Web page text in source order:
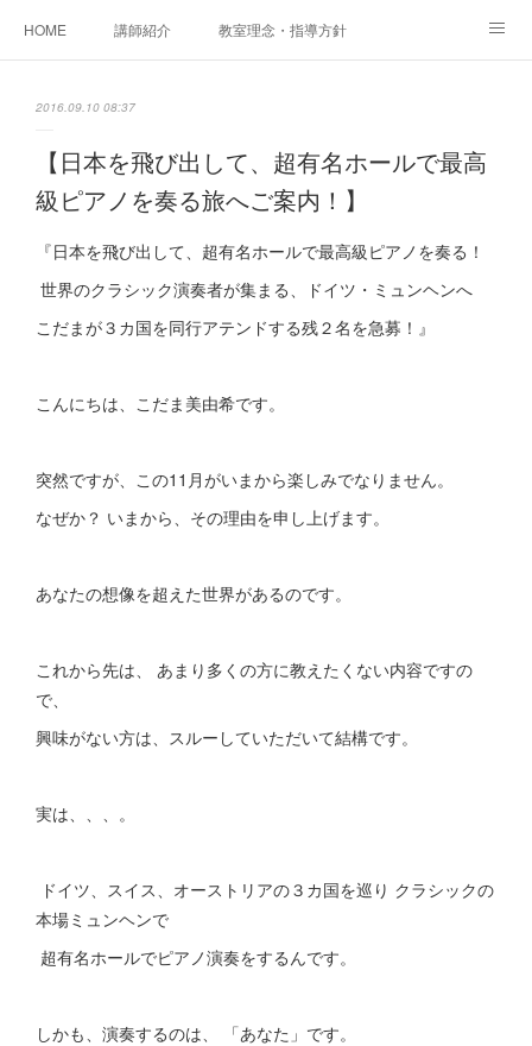
HOME 講師紹介 教室理念・指導方針
ご相談・体験レッスンお申し込み
アクセス 演奏スケジュール
2016.09.10 08:37
【日本を飛び出して、超有名ホールで最高
級ピアノを奏る旅へご案内！】
『日本を飛び出して、超有名ホールで最高級ピアノを奏る！
世界のクラシック演奏者が集まる、ドイツ・ミュンヘンへ
こだまが３カ国を同行アテンドする残２名を急募！』
こんにちは、こだま美由希です。
突然ですが、この11月がいまから楽しみでなりません。
なぜか？ いまから、その理由を申し上げます。
あなたの想像を超えた世界があるのです。
これから先は、 あまり多くの方に教えたくない内容ですの
で、
興味がない方は、スルーしていただいて結構です。
実は、、、。
ドイツ、スイス、オーストリアの３カ国を巡り クラシックの
本場ミュンヘンで
超有名ホールでピアノ演奏をするんです。
しかも、演奏するのは、 「あなた」です。